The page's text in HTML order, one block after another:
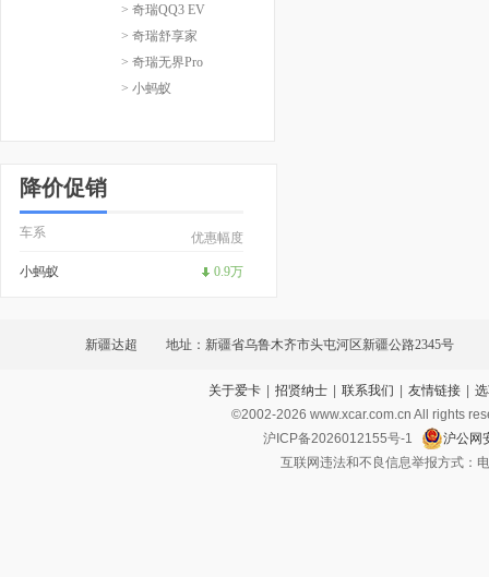
> 奇瑞QQ3 EV
> 奇瑞舒享家
> 奇瑞无界Pro
> 小蚂蚁
降价促销
车系 优惠幅度
小蚂蚁 0.9万
新疆达超 地址：新疆省乌鲁木齐市头屯河区新疆公路2345号
关于爱卡 | 招贤纳士 | 联系我们 | 友情链接 |
©2002-2026 www.xcar.com.cn All rights
沪ICP备2026012155号-1
沪公网
互联网违法和不良信息举报方式：